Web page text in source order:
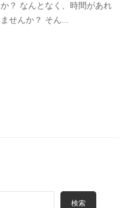
？ なんとなく、時間があれ
せんか？ そん...
検索